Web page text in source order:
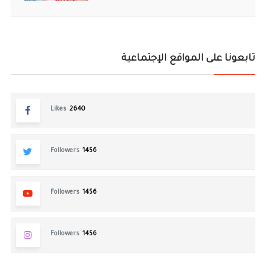
تابعونا على المواقع الإجتماعية
Likes 2640
Followers 1456
Followers 1456
Followers 1456